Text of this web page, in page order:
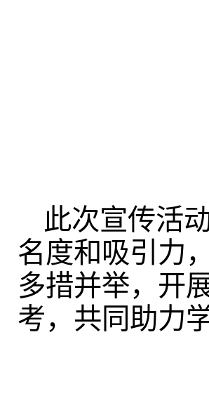
此次宣传活
名度和吸引力
多措并举，开
考，共同助力